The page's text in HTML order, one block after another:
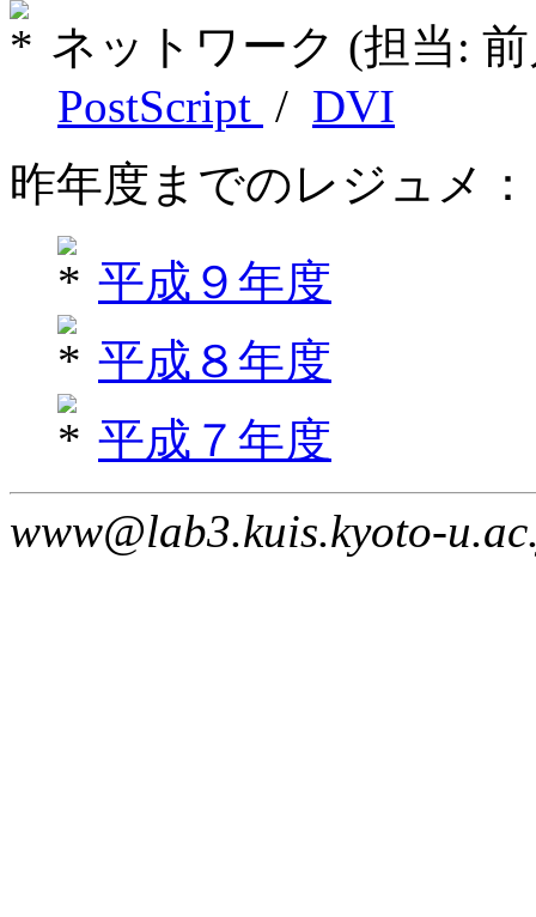
ネットワーク (担当:
PostScript / DVI
昨年度までのレジュメ：
平成９年度
平成８年度
平成７年度
www@lab3.kuis.kyoto-